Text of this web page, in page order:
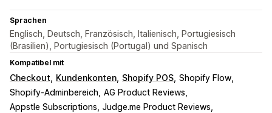
Sprachen
Englisch, Deutsch, Französisch, Italienisch, Portugiesisch
(Brasilien), Portugiesisch (Portugal) und Spanisch
Kompatibel mit
Checkout Kundenkonten Shopify POS Shopify Flow
Shopify-Adminbereich AG Product Reviews
Appstle Subscriptions Judge.me Product Reviews